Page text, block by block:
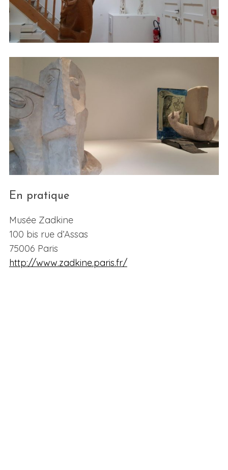
En pratique
Musée Zadkine
100 bis rue d’Assas
75006 Paris
http://www.zadkine.paris.fr/